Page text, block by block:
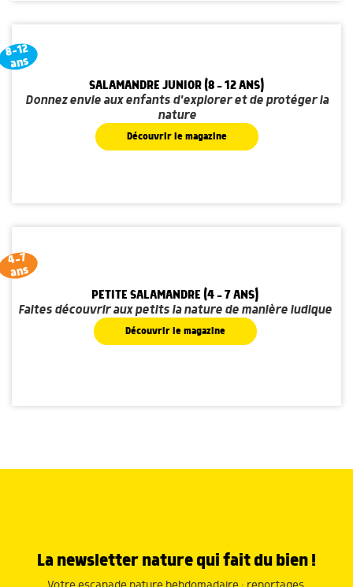
8-12
ans
SALAMANDRE JUNIOR (8 - 12 ANS)
Donnez envie aux enfants d'explorer et de protéger la
nature
Découvrir le magazine
4-7
ans
PETITE SALAMANDRE (4 - 7 ANS)
Faites découvrir aux petits la nature de manière ludique
Découvrir le magazine
La newsletter nature qui fait du bien !